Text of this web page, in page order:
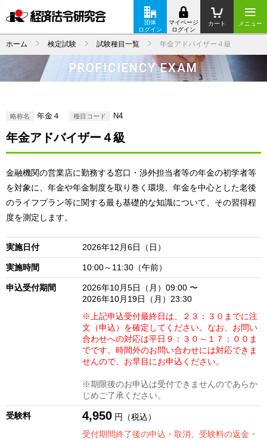
メニュー
カート
マイページ
ログイン
団体
ログイン
ホーム 検定試験 試験種目一覧 年金アドバイザー４級
PROFICIENCY EXAM
略称名 年金４ 種目コード N4
年金アドバイザー４級
金融機関の営業店に勤務する窓口・渉外担当者等の年金の初学者等
を対象に、年金や年金制度を取り巻く環境、年金を中心とした老後
のライフプラン等に関する最も基礎的な知識について、その習得程
度を測定します。
実施日付 2026年12月6日（日）
実施時間 10:00～11:30（午前）
申込受付期間
2026年10月5日（月）09:00 〜
2026年10月19日（月）23:30
※上記申込受付最終日は、２３：３０までに注
文（申込）を確定してください。なお、 お問い
合わせへの対応は平日９：３０～１７：００ま
でです。時間外のお問い合わせには対応できま
せんので、お早目にお申込ください。
※期限後のお申込は受付できませんのであらか
じめご了承ください。
受験料 4,950 円（税込）
受付期間終了後の申込・取消、受験料の返金・